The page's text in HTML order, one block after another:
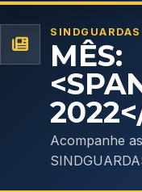
MÊS:
Acompanhe